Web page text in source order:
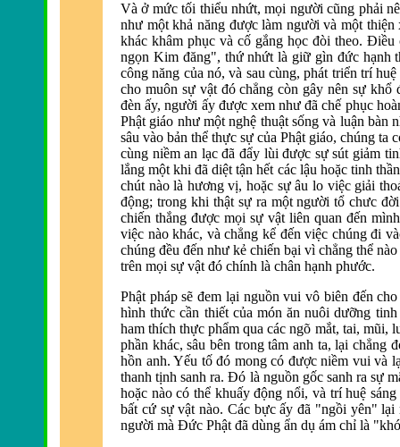
Và ở mức tối thiểu nhứt, mọi người cũng phải
như một khả năng được làm người và một
khác khâm phục và cố gắng học đòi theo. Điều
ngọn Kim đăng", thứ nhứt là giữ gìn đức hạnh
công năng của nó, và sau cùng, phát triển trí
cho muôn sự vật đó chẳng còn gây nên sự khổ
đèn ấy, người ấy được xem như đã chế phục
Phật giáo như một nghệ thuật sống và luận bàn
sâu vào bản thể thực sự của Phật giáo, chúng ta
cùng niềm an lạcđãđẩy lùiđược sự sút giảm
lắng một khiđã diệt tận hết các lậu hoặc tinh
chút nào là hương vị, hoặc sự âu lo việc giải
động; trong khi thật sự ra một người tổ chưc
chiến thắng được mọi sự vật liên quan đến m
việc nào khác, và chẳng kể đến việc chúng đi v
chúngđều đến như kẻ chiến bại vì chẳng thể
trên mọi sự vật đó chính là chân hạnh phước.
Phật pháp sẽđem lại nguồn vui vô biên đến
hình thức cần thiết của món ăn nuôi dưỡng
ham thích thực phẩm qua các ngõ mắt, tai, mũi,
phần khác, sâu bên trong tâm anh ta, lại chẳng đ
hồn anh. Yếu tố đó mong có được niềm vui và
thanh tịnh sanh ra. Đó là nguồn gốc sanh ra sự
hoặc nào có thể khuấyđộng nổi, và trí huệ
bất cứ sự vật nào. Các bực ấyđã "ngồi yên" lại
người mà Đức Phật đã dùng ẩn dụ ám chỉ là